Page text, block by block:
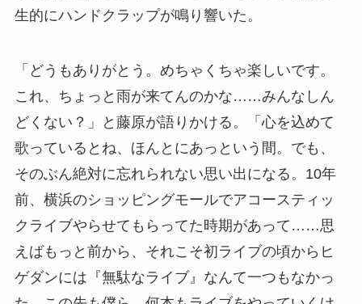
生的にハンドクラップが鳴り響いた。
「どうもありがとう。めちゃくちゃ楽しいです。
これ、ちょっと雨が来てんのかな……みんなしん
どくない？」と藤原が語りかける。「心を込めて
歌っているとね、ほんとにあっという間。でも、
そのぶん絶対に忘れられない思い出になる。10年
前、横浜のショッピングモールでアコースティッ
クライブやらせてもらってた時期があって……思
えばもっと前から、それこそ初ライブの頃からヒ
ゲダンには『無駄なライブ』なんて一つもなかっ